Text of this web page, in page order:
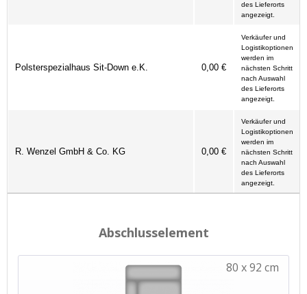
des Lieferorts
angezeigt.
Polsterspezialhaus Sit-Down e.K. 0,00 €
Verkäufer und
Logistikoptionen
werden im
nächsten Schritt
nach Auswahl
des Lieferorts
angezeigt.
R. Wenzel GmbH & Co. KG 0,00 €
Verkäufer und
Logistikoptionen
werden im
nächsten Schritt
nach Auswahl
des Lieferorts
angezeigt.